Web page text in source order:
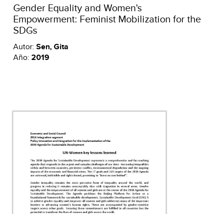
Gender Equality and Women's
Empowerment: Feminist Mobilization for the
SDGs
Autor: Sen, Gita
Año: 2019